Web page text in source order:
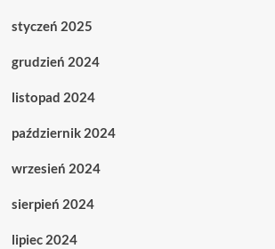
styczeń 2025
grudzień 2024
listopad 2024
październik 2024
wrzesień 2024
sierpień 2024
lipiec 2024